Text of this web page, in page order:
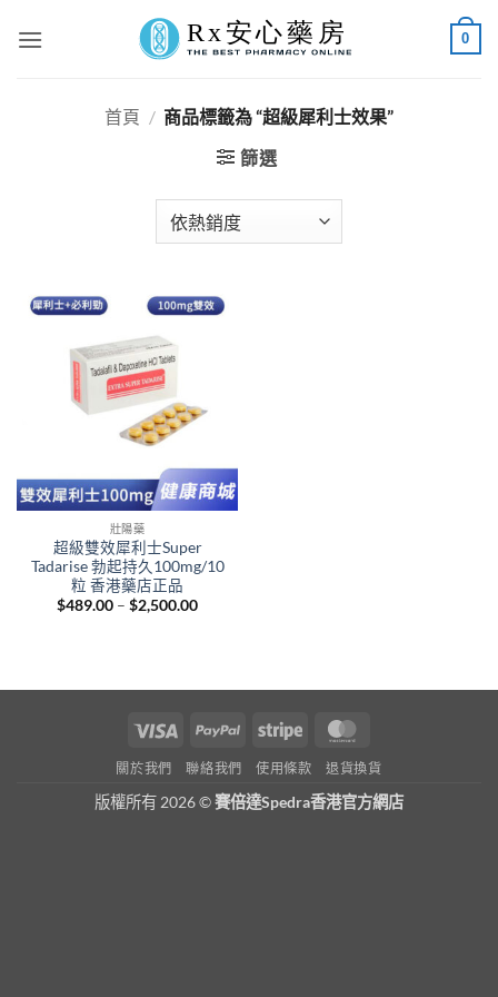
0
首頁 / 商品標籤為 “超級犀利士效果”
篩選
壯陽藥
超級雙效犀利士Super
Tadarise 勃起持久100mg/10
粒 香港藥店正品
$489.00 – $2,500.00Price
Visa PayPal Stripe
關於我們 聯絡我們 使用條款 退貨換貨
版權所有 2026 ©賽倍達Spedra香港官方網店